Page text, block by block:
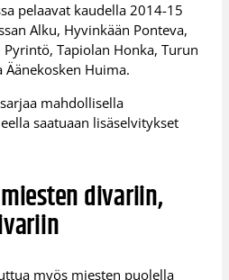
pelaavat kaudella 2014-15
Alku, Hyvinkään Ponteva,
Tapiolan Honka, Turun
Äänekosken Huima.
mahdollisella
saatuaan lisäselvitykset
divariin,
myös miesten puolella